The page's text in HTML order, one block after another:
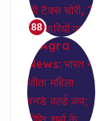
88